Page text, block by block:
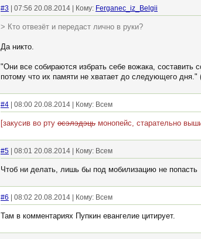
#3 | 07:56 20.08.2014 | Кому: Ferganec_iz_Belgii
> Кто отвезёт и передаст лично в руки?
Да никто.
"Они все собираются избрать себе вожака, составить
потому что их памяти не хватает до следующего дня."
#4 | 08:00 20.08.2014 | Кому: Всем
[закусив во рту осэлэдэць монопейс, старательно
#5 | 08:01 20.08.2014 | Кому: Всем
Чтоб ни делать, лишь бы под мобилизацию не попасть
#6 | 08:02 20.08.2014 | Кому: Всем
Там в комментариях Пупкин евангелие цитирует.